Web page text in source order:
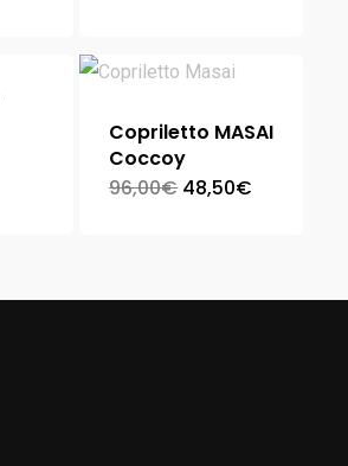
Copriletto MASAI
Coccoy
96,00€ 48,50€